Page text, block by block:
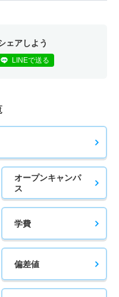
ェアしよう
LINEで送る
オープンキャンパ
ス
学費
偏差値